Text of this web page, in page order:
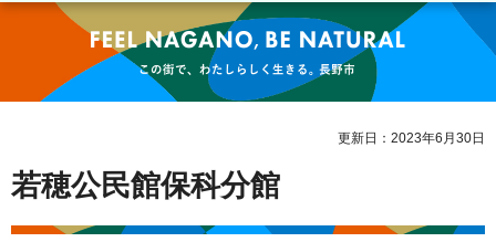
この街で、わたしらしく生きる。長野市
更新日：2023年6月30日
若穂公民館保科分館